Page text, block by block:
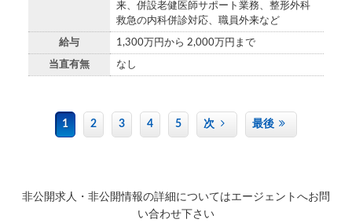
来、併設老健医師サポート業務、整形外科
救急の内科併診対応、職員外来など
給与 1,300万円から 2,000万円まで
当直有無 なし
1 2 3 4 5 次 最後
非公開求人・非公開情報の詳細についてはエージェントへお問
い合わせ下さい